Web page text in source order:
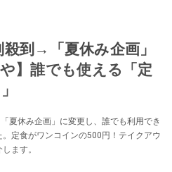
殺到→「夏休み企画」
】誰でも使える「定
夏休み企画」に変更し、誰でも利用でき
定食がワンコインの500円！テイクアウ
ます。